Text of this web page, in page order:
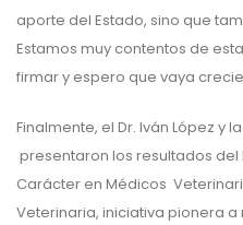
aporte del Estado, sino que
Estamos muy contentos de
firmar y espero que vaya
Finalmente, el Dr. Iván López y
presentaron los resultados del
Carácter en Médicos
Veterinaria, iniciativa pionera